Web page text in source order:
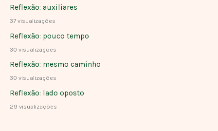
Reflexão: auxiliares
37 visualizações
Reflexão: pouco tempo
30 visualizações
Reflexão: mesmo caminho
30 visualizações
Reflexão: lado oposto
29 visualizações